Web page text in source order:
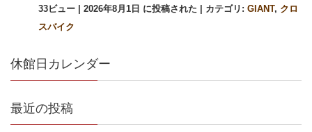
33ビュー 2026年8月1日 に投稿された カテゴリ: GIANT, クロ
スバイク
休館日カレンダー
最近の投稿